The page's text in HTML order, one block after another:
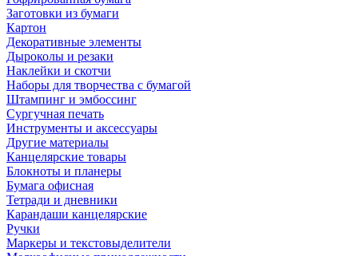
Заготовки из бумаги
Картон
Декоративные элементы
Дыроколы и резаки
Наклейки и скотчи
Наборы для творчества с бумагой
Штампинг и эмбоссинг
Сургучная печать
Инструменты и аксессуары
Другие материалы
Канцелярские товары
Блокноты и планеры
Бумага офисная
Тетради и дневники
Карандаши канцелярские
Ручки
Маркеры и текстовыделители